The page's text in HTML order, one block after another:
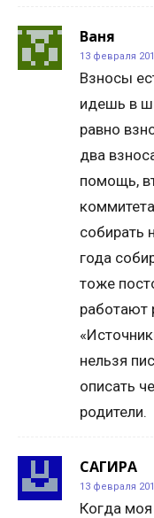
Ваня
13 февраля
Взносы
идешь в
равно
два
помощь,
собирать
года
тоже
работают
нельзя
описать
родители.
САГИРА
13 февраля
Когда